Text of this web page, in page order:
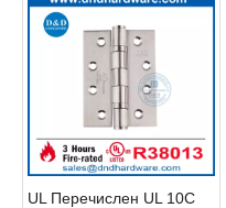
UL Перечислен UL 10C